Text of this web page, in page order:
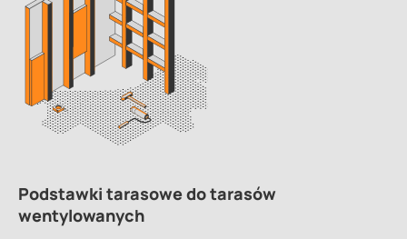
Podstawki tarasowe do tarasów
wentylowanych